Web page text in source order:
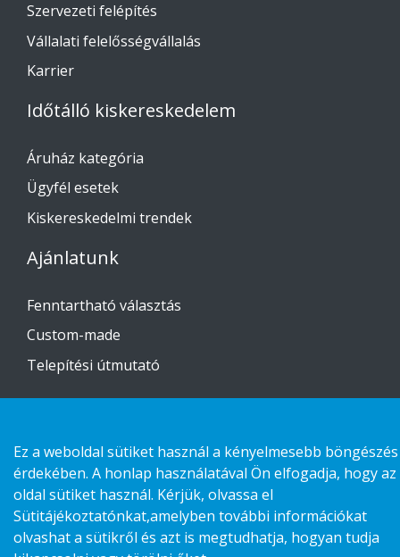
Szervezeti felépítés
Vállalati felelősségvállalás
Karrier
Időtálló kiskereskedelem
Áruház kategória
Ügyfél esetek
Kiskereskedelmi trendek
Ajánlatunk
Fenntartható választás
Custom-made
Telepítési útmutató
Lépjen kapcsolatba velünk
Adatvédelmi nyilatkozat
Cookies
Ez a weboldal sütiket használ a kényelmesebb böngészés
érdekében. A honlap használatával Ön elfogadja, hogy az
oldal sütiket használ. Kérjük, olvassa el
Sütitájékoztatónkat,amelyben további információkat
olvashat a sütikről és azt is megtudhatja, hogyan tudja